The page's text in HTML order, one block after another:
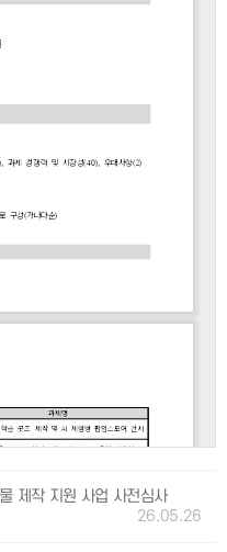
제작 지원 사업 사전심사
26.05.26